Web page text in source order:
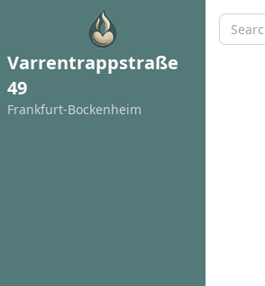
Varrentrappstraße
49
Frankfurt-Bockenheim